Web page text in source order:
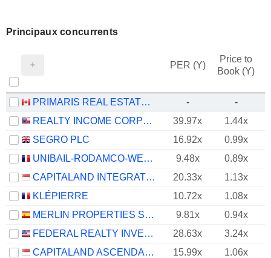
Principaux concurrents
PER (Y)
Price to
Book (Y)
PRIMARIS REAL ESTATE INVESTMENT TRUST -
-
REALTY INCOME CORPORATION
39.97x
1.44x
SEGRO PLC
16.92x
0.99x
UNIBAIL-RODAMCO-WESTFIELD SE
9.48x
0.89x
CAPITALAND INTEGRATED COMMERCIAL TRUST
20.33x
1.13x
KLÉPIERRE
10.72x
1.08x
MERLIN PROPERTIES SOCIMI, S.A.
9.81x
0.94x
FEDERAL REALTY INVESTMENT TRUST
28.63x
3.24x
CAPITALAND ASCENDAS REIT
15.99x
1.06x